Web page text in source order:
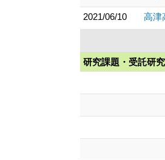
2021/06/10 高津
研究課題・受託研